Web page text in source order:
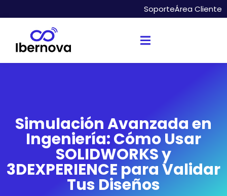
SoporteÁrea Cliente
Simulación Avanzada en
Ingeniería: Cómo Usar
SOLIDWORKS y
3DEXPERIENCE para Validar
Tus Diseños